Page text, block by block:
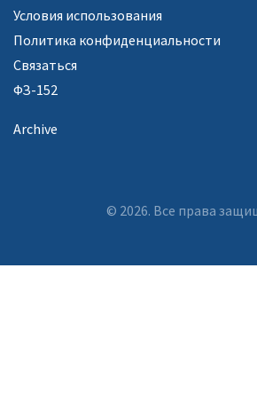
Условия использования
Политика конфиденциальности
Связаться
ФЗ-152
Archive
© 2026. Все права